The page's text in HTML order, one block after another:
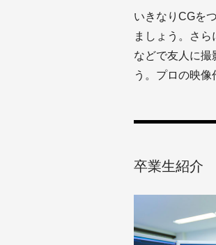
いきなりCGを
ましょう。さ
などで友人に撮
う。プロの映像
卒業生紹介